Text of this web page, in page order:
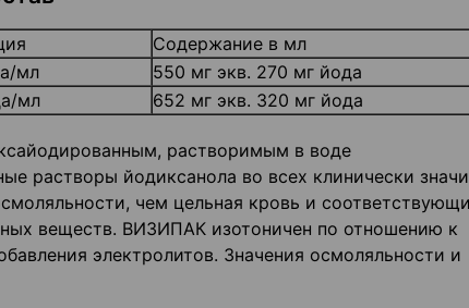
Содержание в мл
мл
550 мг экв. 270 мг йода
мл 652 мг экв. 320 мг йода
растворимым в воде
растворы йодиксанола во всех клинически
чем цельная кровь и
веществ. ВИЗИПАК изотоничен по отношению к
электролитов. Значения осмоляльности и